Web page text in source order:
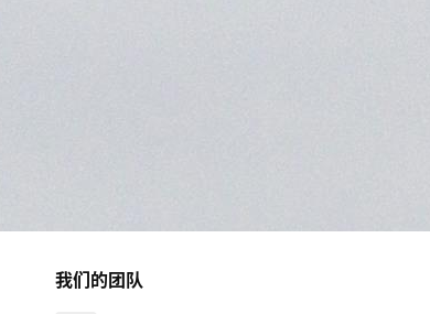
我们的团队